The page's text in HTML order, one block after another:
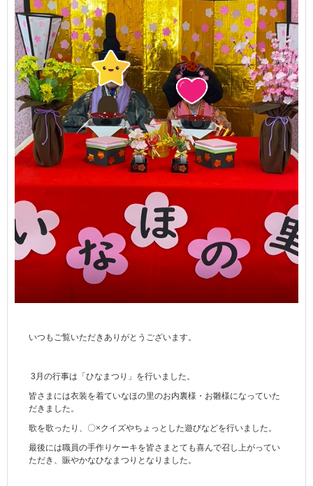
いつもご覧いただきありがとうございます。
3 月の行事は「ひなまつり」を行いました。
皆さまには衣装を着ていなほの里のお内裏様・お雛様になっていた
だきました。
歌を歌ったり、〇×クイズやちょっとした遊びなどを行いました。
最後には職員の手作りケーキを皆さまとても喜んで召し上がってい
ただき、賑やかなひなまつりとなりました。